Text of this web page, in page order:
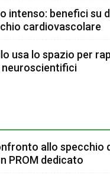
intenso: benefici su
cardiovascolare
usa lo spazio per
neuroscientifici
allo specchio
PROM dedicato